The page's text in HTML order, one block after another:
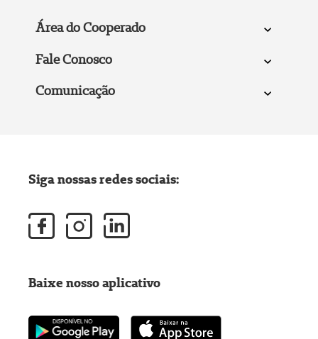
Área do Cooperado
Fale Conosco
Comunicação
Siga nossas redes sociais:
Baixe nosso aplicativo